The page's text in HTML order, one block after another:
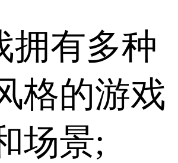
拥有多种
格的游戏
场景;